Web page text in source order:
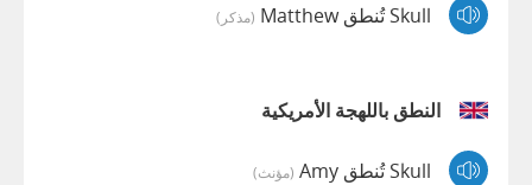
Skull تُنطق Matthew (مذكر)
النطق باللهجة الأمريكية
Skull تُنطق Amy (مؤنث)